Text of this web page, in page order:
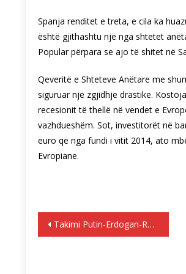
Spanja renditet e treta, e cila ka
është gjithashtu një nga shtetet
Popular përpara se ajo të shitet në
Qeveritë e Shteteve Anëtare me
siguruar një zgjidhje drastike.
recesionit të thellë në vendet e
vazhdueshëm. Sot, investitorët në
euro që nga fundi i vitit 2014, ato
Evropiane.
Lëvizje
Takimi Putin-Erdogan-Rohani ne prill në Turqi